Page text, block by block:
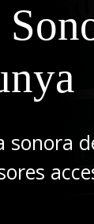
sonora